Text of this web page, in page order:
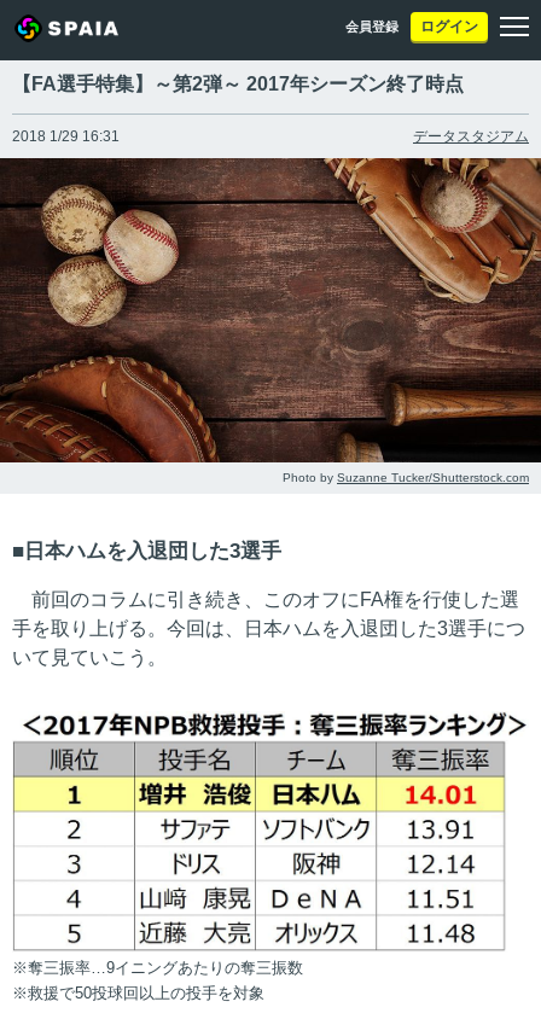
会員登録 ログイン
【FA選手特集】～第2弾～ 2017年シーズン終了時点
2018 1/29 16:31 データスタジアム
Photo by Suzanne Tucker/Shutterstock.com
日本ハムを入退団した3選手
前回のコラムに引き続き、このオフにFA権を行使した選
手を取り上げる。今回は、日本ハムを入退団した3選手につ
いて見ていこう。
※奪三振率…9イニングあたりの奪三振数
※救援で50投球回以上の投手を対象